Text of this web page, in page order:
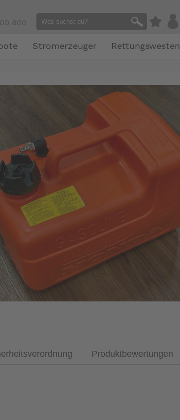
800
Stromerzeuger Rettungswesten
Produktbewertungen